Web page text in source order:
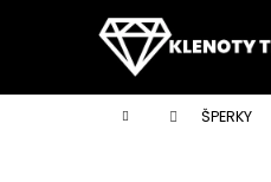
Domů ŠPERKY
í
Zpět
do
Zpět
do